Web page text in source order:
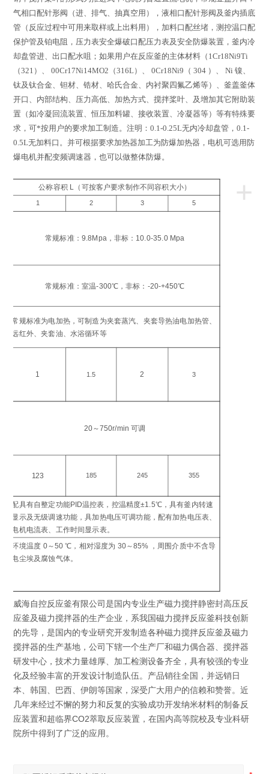
气相口配针形阀（进、排气、抽真空用），液相口配针形阀及釜内插底
管（反应过程中可用来取样或上出料用），加料口配丝堵，测控温口配
保护管及铂电阻，压力表安全爆破口配压力表及安全防爆装置，釜内冷
却盘管进、出口配水咀；如果用户在反应釜的主体材料（ 1Cr18Ni9Ti
（321 ）、 00Cr17Ni14MO2 （316L ）、 0Cr18Ni9 （ 304 ）、 Ni镍、
钛及钛合金、钽材、锆材、哈氏合金、内衬聚四氟乙烯等）、釜盖釜体
开口、内部结构、压力高低、加热方式、搅拌桨叶、及增加其它附助装
置（如冷凝回流装置、恒压加料罐、接收装置、冷凝器等）等有特殊要
求，可*按用户的要求加工制造。注明：0.1-0.25L无内冷却盘管，0.1-
0.5L无加料口。并可根据要求加热器加工为防爆加热器，电机可选用防
爆电机并配变频调速器，也可以做整体防爆。
+
公称容积 L（可按客户要求制作不同容积大小）
1 2 3 5
常规标准：9.8Mpa，非标：10.0-35.0 Mpa
常规标准：室温-300℃，非标：-20-+450℃
常规标准为电加热，可制造为夹套蒸汽、夹套导热油电加热管、
远红外、夹套油、水浴循环等
1 1.5 2 3
20～750r/min 可调
123 185 245 355
配具有自整定功能PID温控表，控温精度±1.5℃，具有釜内转速
显示及无级调速功能，具加热电压可调功能，配有加热电压表、
电机电流表、工作时间显示表。
环境温度 0～50 ℃，相对湿度为 30～85% ，周围介质中不含导
电尘埃及腐蚀气体。
威海自控反应釜有限公司是国内专业生产磁力搅拌静密封高压反
应釜及磁力搅拌器的生产企业，系我国磁力搅拌反应釜科技创新
的先导，是国内的专业研究开发制造各种磁力搅拌反应釜及磁力
搅拌器的生产基地，公司下辖一个生产厂和磁力偶合器、搅拌器
研发中心，技术力量雄厚、加工检测设备齐全，具有较强的专业
化及经验丰富的开发设计制造队伍。产品销往全国，并远销日
本、韩国、巴西、伊朗等国家，深受广大用户的信赖和赞誉。近
几年来经过不懈的努力和反复的实验成功开发纳米材料的制备反
应装置和超临界CO2萃取反应装置，在国内高等院校及专业科研
院所中得到了广泛的应用。